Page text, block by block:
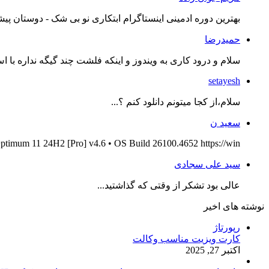
بهترین دوره ادمینی اینستاگرام ابتکاری نو بی شک - دوستان
حمیدرضا
سلام و درود کاری به ویندوز و اینکه فلشت چند گیگه نداره با
setayesh
سلام،از کجا میتونم دانلود کنم ؟...
سعید ن
11 24H2 [Pro] v4.6 • OS Build 26100.4652 https://win...
سید علی سجادی
عالی بود تشکر از وقتی که گذاشتید...
نوشته های اخیر
رپورتاژ
کارت ویزیت مناسب وکالت
اکتبر 27, 2025